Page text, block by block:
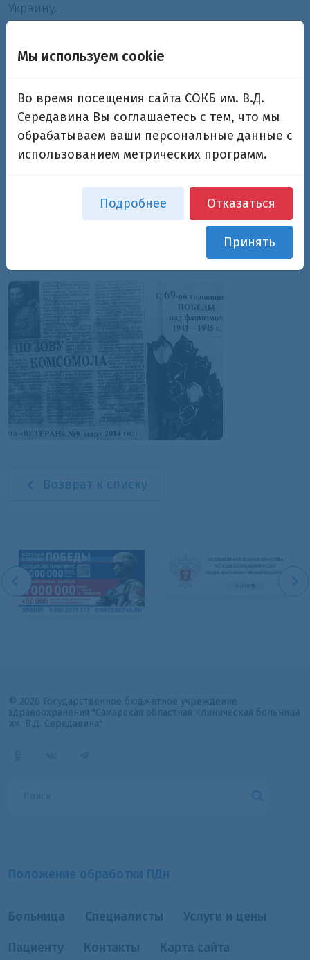
Украину.
Работала в сфере торговли, окончила торгово-
награждена орденом «Трудового Красного
Знамени» и знаком «Отличник советской
торговли». Избиралась депутатом городского
совета (1963-1970).
Награждена Орденом Отечественной войны II
Возврат к списку
© 2026 Государственное бюджетное учреждение
здравоохранения "Самарская областная клиническая больница
им. В.Д. Середавина"
Положение обработки ПДн
Больница Специалисты Услуги и цены
Пациенту Контакты Карта сайта
Мы используем cookie
Во время посещения сайта СОКБ им. В.Д.
Середавина Вы соглашаетесь с тем, что мы
обрабатываем ваши персональные данные с
использованием метрических программ.
Подробнее Отказаться
Принять